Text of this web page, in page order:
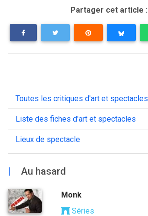
Partager cet article :
Toutes les critiques d'art et spectacles
Liste des fiches d'art et spectacles
Lieux de spectacle
| Au hasard
Monk
Séries